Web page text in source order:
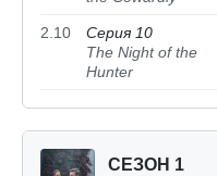
2.10
Серия 10
The Night of the
Hunter
СЕЗОН 1